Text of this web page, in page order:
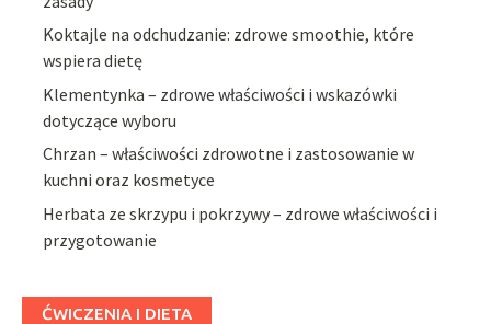
Koktajle na odchudzanie: zdrowe smoothie, które
wspiera dietę
Klementynka – zdrowe właściwości i wskazówki
dotyczące wyboru
Chrzan – właściwości zdrowotne i zastosowanie w
kuchni oraz kosmetyce
Herbata ze skrzypu i pokrzywy – zdrowe właściwości i
przygotowanie
ĆWICZENIA I DIETA